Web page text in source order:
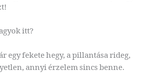
itt?
egy fekete hegy, a pillantása rideg,
annyi érzelem sincs benne.